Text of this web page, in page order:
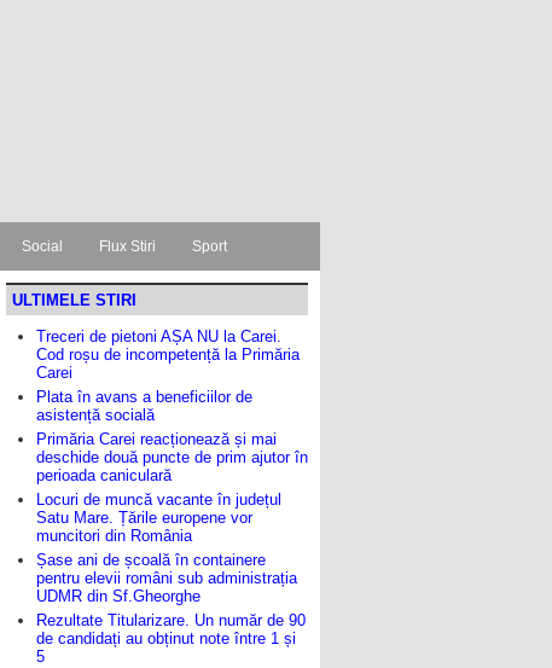
Social Flux Stiri Sport
ULTIMELE STIRI
Treceri de pietoni AȘA NU la Carei.
Cod roșu de incompetență la Primăria
Carei
Plata în avans a beneficiilor de
asistență socială
Primăria Carei reacționează și mai
deschide două puncte de prim ajutor în
perioada caniculară
Locuri de muncă vacante în județul
Satu Mare. Țările europene vor
muncitori din România
Șase ani de școală în containere
pentru elevii români sub administrația
UDMR din Sf.Gheorghe
Rezultate Titularizare. Un număr de 90
de candidați au obținut note între 1 și
5